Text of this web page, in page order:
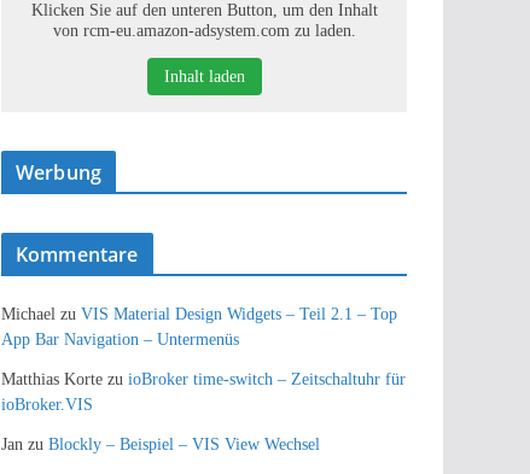
Klicken Sie auf den unteren Button, um den Inhalt
von rcm-eu.amazon-adsystem.com zu laden.
Inhalt laden
Werbung
Kommentare
Michael zu VIS Material Design Widgets – Teil 2.1 – Top
App Bar Navigation – Untermenüs
Matthias Korte zu ioBroker time-switch – Zeitschaltuhr für
ioBroker.VIS
Jan zu Blockly – Beispiel – VIS View Wechsel